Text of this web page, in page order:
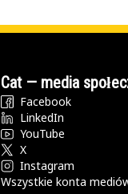
Cat — media
Facebook
LinkedIn
YouTube
X
Instagram
Wszystkie konta